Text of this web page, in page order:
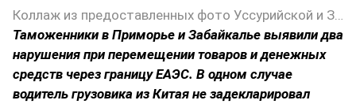
Таможенники в Приморье и Забайкалье выявили два
нарушения при перемещении товаров и денежных
средств через границу ЕАЭС. В одном случае
водитель грузовика из Китая не задекларировал